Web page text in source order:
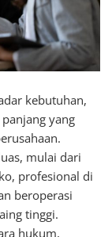
kebutuhan,
yang
mulai dari
profesional di
beroperasi
tinggi.
hukum,